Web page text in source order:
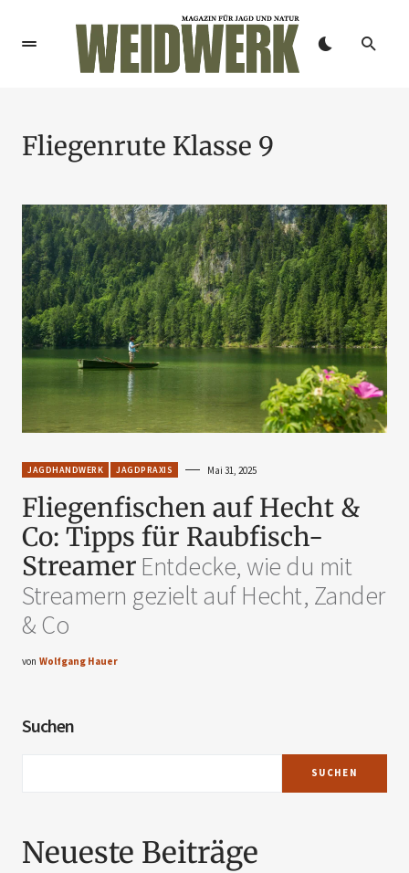
Fliegenrute Klasse 9
JAGDHANDWERK JAGDPRAXIS Mai 31, 2025
Fliegenfischen auf Hecht &
Co: Tipps für Raubfisch-
StreamerEntdecke, wie du mit
Streamern gezielt auf Hecht, Zander
& Co
von Wolfgang Hauer
Suchen
SUCHEN
Neueste Beiträge